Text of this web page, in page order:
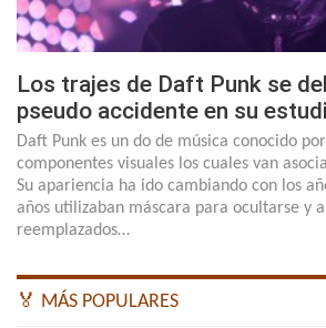
Los trajes de Daft Punk se
pseudo accidente en su
Daft Punk es un do de música conocido
componentes visuales los cuales van
Su apariencia ha ido cambiando con los
años utilizaban máscara para ocultarse y
reemplazados…
🏅 MÁS POPULARES